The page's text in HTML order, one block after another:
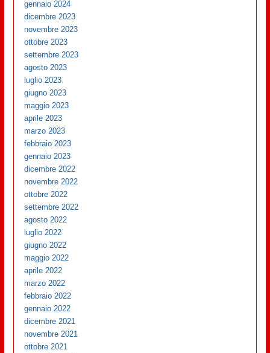
gennaio 2024
dicembre 2023
novembre 2023
ottobre 2023
settembre 2023
agosto 2023
luglio 2023
giugno 2023
maggio 2023
aprile 2023
marzo 2023
febbraio 2023
gennaio 2023
dicembre 2022
novembre 2022
ottobre 2022
settembre 2022
agosto 2022
luglio 2022
giugno 2022
maggio 2022
aprile 2022
marzo 2022
febbraio 2022
gennaio 2022
dicembre 2021
novembre 2021
ottobre 2021